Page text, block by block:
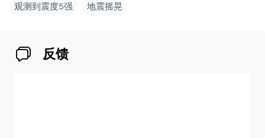
观测到震度5强 地震摇晃
反馈